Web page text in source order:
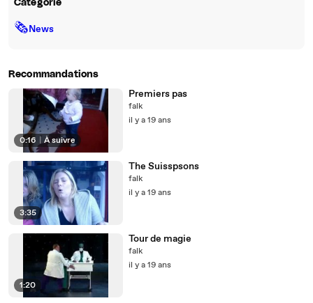
Catégorie
🗞News
Recommandations
0:16 À suivre
Premiers pas
falk
il y a 19 ans
3:35
The Suisspsons
falk
il y a 19 ans
1:20
Tour de magie
falk
il y a 19 ans